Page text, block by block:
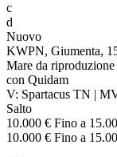
c
d
Nuovo
KWPN, Giumenta,
Mare da
con Quidam
V: Spartacus TN |
Salto
10.000 € Fino a
10.000 € Fino a